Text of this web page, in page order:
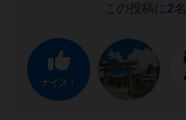
この投稿に 2
ナイス！